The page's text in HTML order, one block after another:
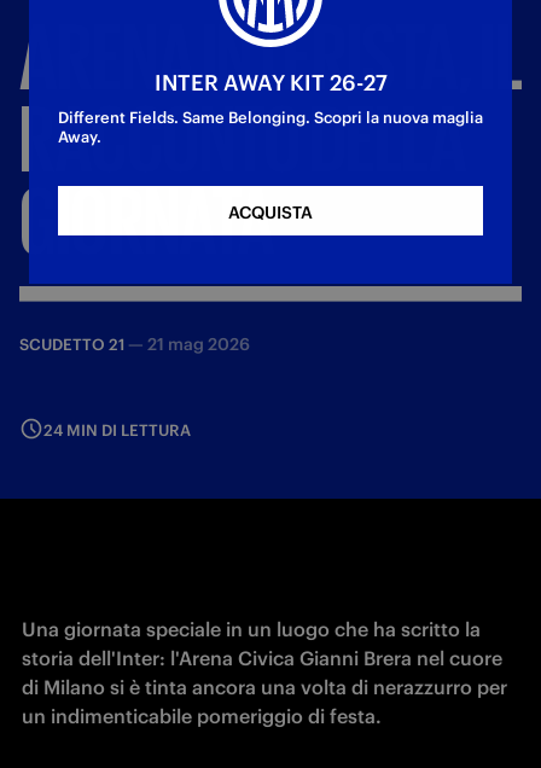
ARENAINTERISTA,
RACCONTODELLA
GIORNATA
SCUDETTO 21 — 21 mag 2026
24 MIN DI LETTURA
Una giornata speciale in un luogo che ha scritto la
storia dell'Inter: l'Arena Civica Gianni Brera nel cuore
di Milano si è tinta ancora una volta di nerazzurro per
un indimenticabile pomeriggio di festa.
INTER AWAY KIT 26-27
Different Fields. Same Belonging. Scopri la nuova maglia
Away.
ACQUISTA